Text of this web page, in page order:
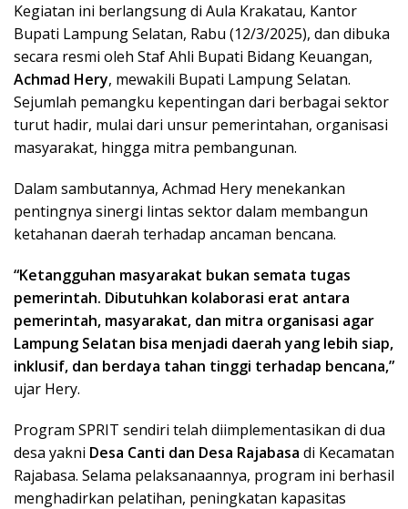
Kegiatan ini berlangsung di Aula Krakatau, Kantor
Bupati Lampung Selatan, Rabu (12/3/2025), dan dibuka
secara resmi oleh Staf Ahli Bupati Bidang Keuangan,
Achmad Hery, mewakili Bupati Lampung Selatan.
Sejumlah pemangku kepentingan dari berbagai sektor
turut hadir, mulai dari unsur pemerintahan, organisasi
masyarakat, hingga mitra pembangunan.
Dalam sambutannya, Achmad Hery menekankan
pentingnya sinergi lintas sektor dalam membangun
ketahanan daerah terhadap ancaman bencana.
“Ketangguhan masyarakat bukan semata tugas
pemerintah. Dibutuhkan kolaborasi erat antara
pemerintah, masyarakat, dan mitra organisasi agar
Lampung Selatan bisa menjadi daerah yang lebih siap,
inklusif, dan berdaya tahan tinggi terhadap bencana,”
ujar Hery.
Program SPRIT sendiri telah diimplementasikan di dua
desa yakni Desa Canti dan Desa Rajabasa di Kecamatan
Rajabasa. Selama pelaksanaannya, program ini berhasil
menghadirkan pelatihan, peningkatan kapasitas